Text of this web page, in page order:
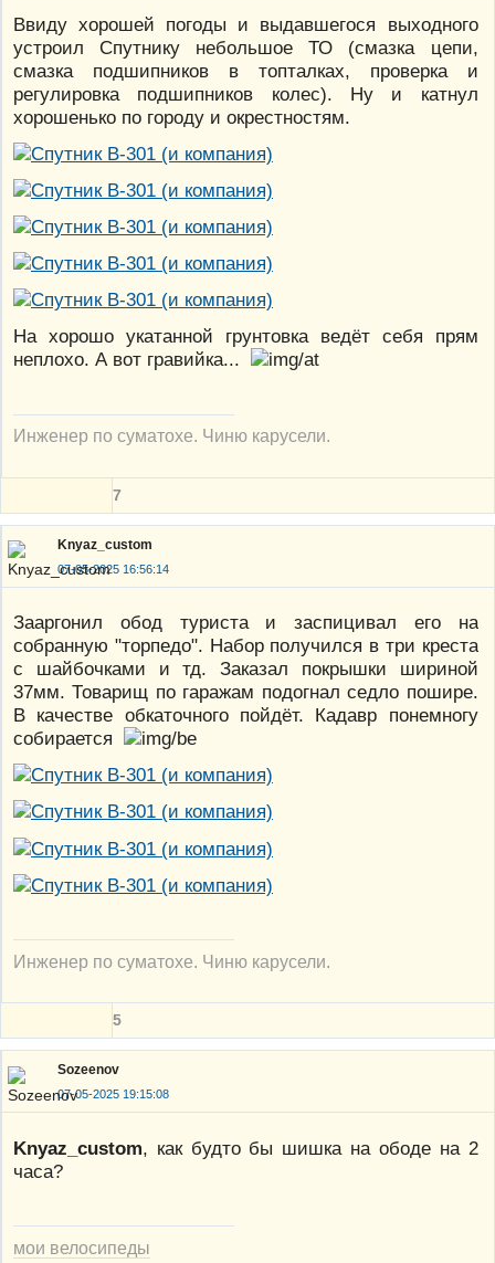
Ввиду хорошей погоды и выдавшегося выходного
устроил Спутнику небольшое ТО (смазка цепи,
смазка подшипников в топталках, проверка и
регулировка подшипников колес). Ну и катнул
хорошенько по городу и окрестностям.
На хорошо укатанной грунтовка ведёт себя прям
неплохо. А вот гравийка...
Инженер по суматохе. Чиню карусели.
7
Knyaz_custom
07-05-2025 16:56:14
Зааргонил обод туриста и заспицивал его на
собранную "торпедо". Набор получился в три креста
с шайбочками и тд. Заказал покрышки шириной
37мм. Товарищ по гаражам подогнал седло пошире.
В качестве обкаточного пойдёт. Кадавр понемногу
собирается
Инженер по суматохе. Чиню карусели.
5
Sozeenov
07-05-2025 19:15:08
Knyaz_custom, как будто бы шишка на ободе на 2
часа?
мои велосипеды